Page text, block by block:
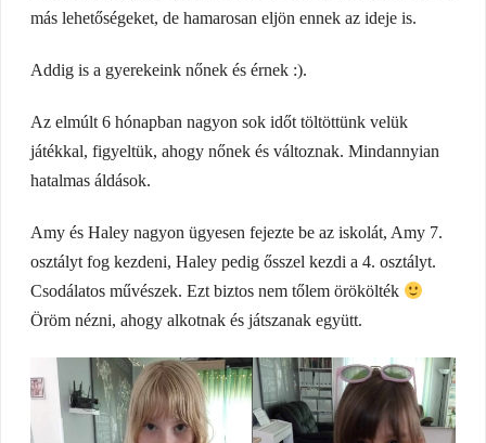
más lehetőségeket, de hamarosan eljön ennek az ideje is.
Addig is a gyerekeink nőnek és érnek :).
Az elmúlt 6 hónapban nagyon sok időt töltöttünk velük
játékkal, figyeltük, ahogy nőnek és változnak. Mindannyian
hatalmas áldások.
Amy és Haley nagyon ügyesen fejezte be az iskolát, Amy 7.
osztályt fog kezdeni, Haley pedig ősszel kezdi a 4. osztályt.
Csodálatos művészek. Ezt biztos nem tőlem örökölték
Öröm nézni, ahogy alkotnak és játszanak együtt.